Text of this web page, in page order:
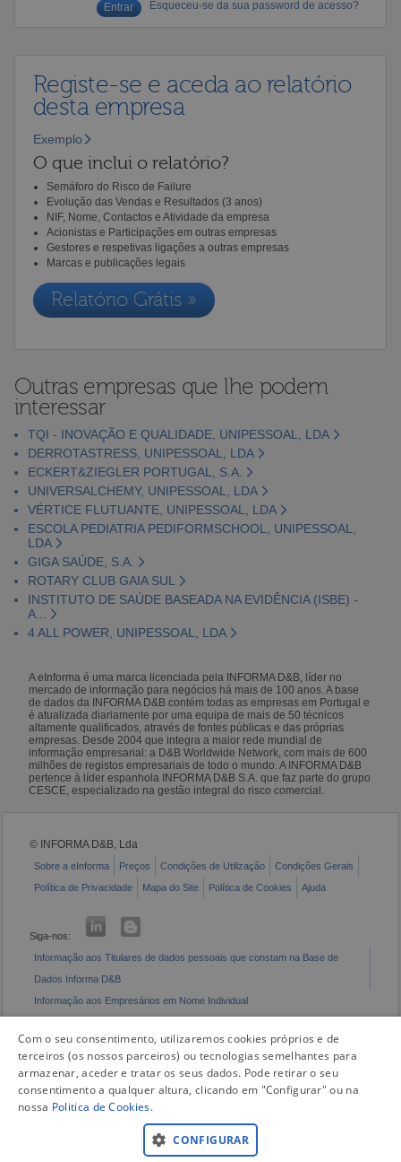
Esqueceu-se da sua password de acesso?
Registe-se e aceda ao relatório
desta empresa
Exemplo
O que inclui o relatório?
Semáforo do Risco de Failure
Evolução das Vendas e Resultados (3 anos)
NIF, Nome, Contactos e Atividade da empresa
Acionistas e Participações em outras empresas
Gestores e respetivas ligações a outras empresas
Marcas e publicações legais
Relatório Grátis »
Outras empresas que lhe podem
interessar
TQI - INOVAÇÃO E QUALIDADE, UNIPESSOAL, LDA
DERROTASTRESS, UNIPESSOAL, LDA
ECKERT&ZIEGLER PORTUGAL, S.A.
UNIVERSALCHEMY, UNIPESSOAL, LDA
VÉRTICE FLUTUANTE, UNIPESSOAL, LDA
ESCOLA PEDIATRIA PEDIFORMSCHOOL, UNIPESSOAL,
LDA
GIGA SAÚDE, S.A.
ROTARY CLUB GAIA SUL
INSTITUTO DE SAÚDE BASEADA NA EVIDÊNCIA (ISBE) -
A...
4 ALL POWER, UNIPESSOAL, LDA
A eInforma é uma marca licenciada pela INFORMA D&B, líder no
mercado de informação para negócios há mais de 100 anos. A base
de dados da INFORMA D&B contém todas as empresas em Portugal e
é atualizada diariamente por uma equipa de mais de 50 técnicos
altamente qualificados, através de fontes públicas e das próprias
empresas. Desde 2004 que integra a maior rede mundial de
informação empresarial: a D&B Worldwide Network, com mais de 600
milhões de registos empresariais de todo o mundo. A INFORMA D&B
pertence à líder espanhola INFORMA D&B S.A. que faz parte do grupo
CESCE, especializado na gestão integral do risco comercial.
© INFORMA D&B, Lda
Sobre a eInforma Preços Condições de Utilização
Condições Gerais
Política de Privacidade
Mapa do Site Política de Cookies Ajuda
Siga-nos:
Informação aos Titulares de dados pessoais que constam na Base de
Dados Informa D&B
Informação aos Empresários em Nome Individual
Com o seu consentimento, utilizaremos cookies próprios e de
terceiros (os nossos parceiros) ou tecnologias semelhantes para
armazenar, aceder e tratar os seus dados. Pode retirar o seu
consentimento a qualquer altura, clicando em "Configurar" ou na
nossa Politica de Cookies.
CONFIGURAR